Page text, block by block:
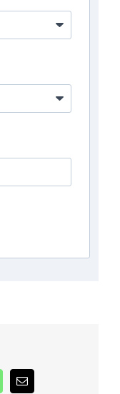
Correo